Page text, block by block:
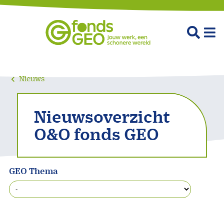
Nieuws
Nieuwsoverzicht
O&O fonds GEO
GEO Thema